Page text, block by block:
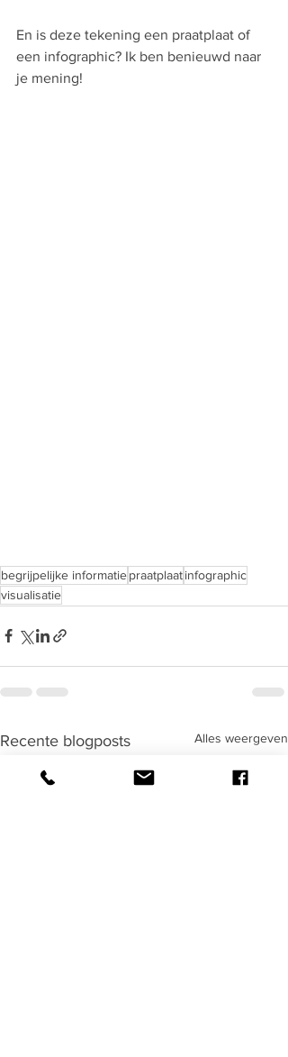
En is deze tekening een praatplaat of
een infographic? Ik ben benieuwd naar
je mening!
begrijpelijke informatiepraatplaatinfographic
visualisatie
Recente blogposts Alles weergeven